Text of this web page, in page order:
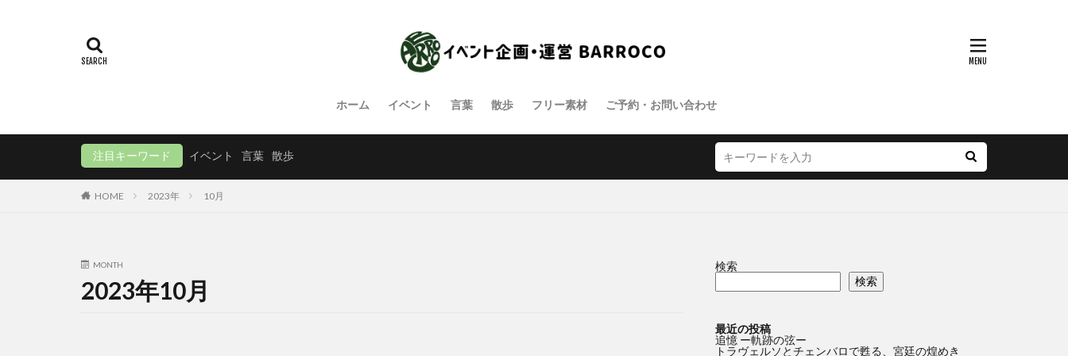
ホーム イベント 言葉 散歩 フリー素材 ご予約・お問い合わせ
注目キーワード イベント 言葉 散歩
HOME 2023年 10月
MONTH
2023年10月
検索
検索
最近の投稿
追憶 ー軌跡の弦ー
トラヴェルソとチェンバロで甦る、宮廷の煌めき